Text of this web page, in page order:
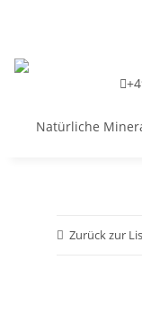
Natürliche
Zurück zur